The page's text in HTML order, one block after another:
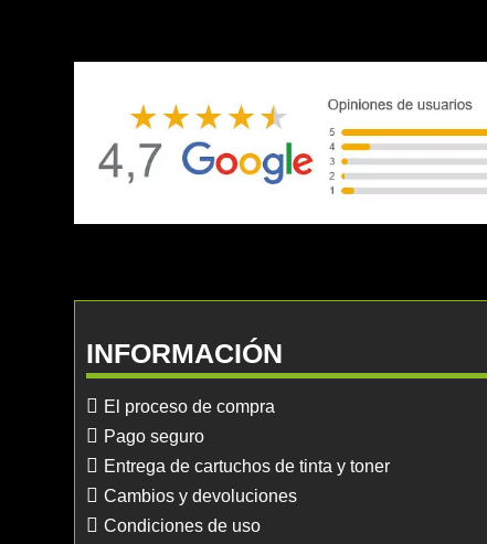
INFORMACIÓN
El proceso de compra
Pago seguro
Entrega de cartuchos de tinta y toner
Cambios y devoluciones
Condiciones de uso